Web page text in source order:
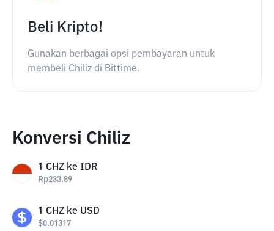
Beli Kripto!
Gunakan berbagai opsi pembayaran untuk
membeli Chiliz di Bittime.
Konversi Chiliz
1 CHZ ke IDR
Rp233.89
1 CHZ ke USD
$0.01317